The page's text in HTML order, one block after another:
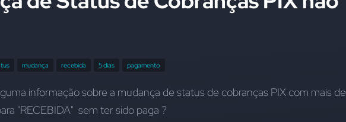
mudança recebida 5 dias pagamento
informação sobre a mudança de status de cobranças PIX com mais de
"RECEBIDA"  sem ter sido paga ?